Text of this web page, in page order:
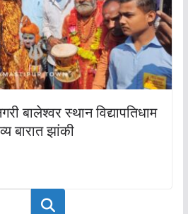
बालेश्वर स्थान विद्यापतिधाम
बारात झांकी
खोजें